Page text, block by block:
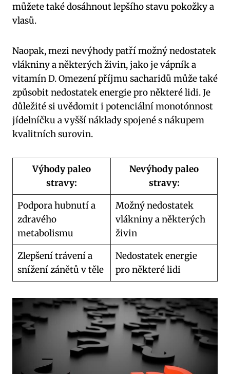
můžete ‌také dosáhnout⁢ lepšího stavu‌ pokožky⁢ a
⁢vlasů.
Naopak, mezi nevýhody patří možný nedostatek
vlákniny a některých živin, jako je vápník a
vitamín D. Omezení příjmu sacharidů může také
způsobit nedostatek energie pro některé lidi. Je
důležité si uvědomit i potenciální monotónnost
jídelníčku a vyšší náklady spojené​ s nákupem
kvalitních surovin.
Výhody paleo
stravy:
Nevýhody paleo
stravy:
Podpora hubnutí a
zdravého⁤
metabolismu
Možný nedostatek
vlákniny a některých
živin
Zlepšení trávení a
snížení zánětů v těle
Nedostatek energie
pro některé lidi